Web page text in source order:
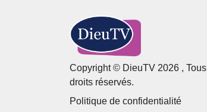
Copyright © DieuTV 2026 , Tous
droits réservés.
Politique de confidentialité